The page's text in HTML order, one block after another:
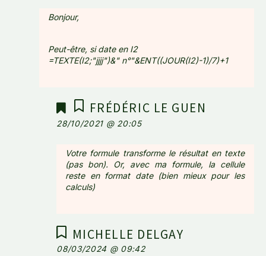
Bonjour,
Peut-être, si date en I2
=TEXTE(I2;"jjjj")&" n°"&ENT((JOUR(I2)-1)/7)+1
FRÉDÉRIC LE GUEN
28/10/2021 @ 20:05
Votre formule transforme le résultat en texte
(pas bon). Or, avec ma formule, la cellule
reste en format date (bien mieux pour les
calculs)
MICHELLE DELGAY
08/03/2024 @ 09:42